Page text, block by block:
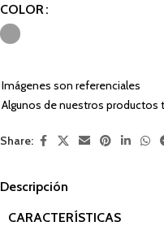
COLOR
Imágenes son referenciales
Algunos de nuestros productos
Share:
Descripción
CARACTERÍSTICAS